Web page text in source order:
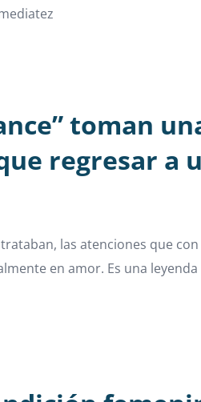
toman
regresar a
las atenciones que
en amor. Es una